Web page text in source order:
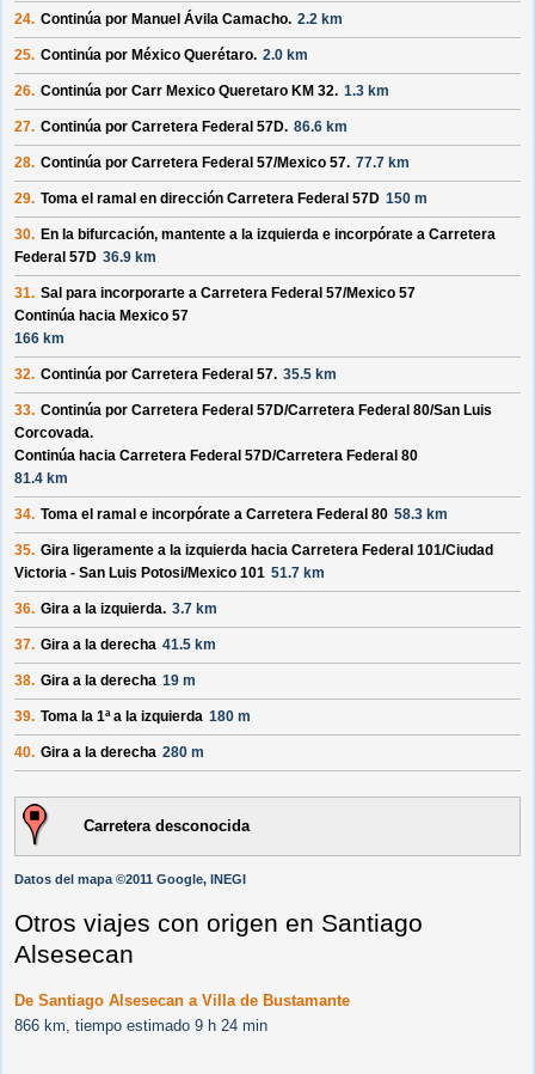
24. Continúa por Manuel Ávila Camacho. 2.2 km
25. Continúa por México Querétaro. 2.0 km
26. Continúa por Carr Mexico Queretaro KM 32. 1.3 km
27. Continúa por Carretera Federal 57D. 86.6 km
28. Continúa por Carretera Federal 57/Mexico 57. 77.7 km
29. Toma el ramal en dirección Carretera Federal 57D 150 m
30. En la bifurcación, mantente a la izquierda e incorpórate a Carretera
Federal 57D 36.9 km
31. Sal para incorporarte a Carretera Federal 57/Mexico 57
Continúa hacia Mexico 57
166 km
32. Continúa por Carretera Federal 57. 35.5 km
33. Continúa por Carretera Federal 57D/Carretera Federal 80/San Luis
Corcovada.
Continúa hacia Carretera Federal 57D/Carretera Federal 80
81.4 km
34. Toma el ramal e incorpórate a Carretera Federal 80 58.3 km
35. Gira ligeramente a la izquierda hacia Carretera Federal 101/Ciudad
Victoria - San Luis Potosi/Mexico 101 51.7 km
36. Gira a la izquierda. 3.7 km
37. Gira a la derecha 41.5 km
38. Gira a la derecha 19 m
39. Toma la 1ª a la izquierda 180 m
40. Gira a la derecha 280 m
Carretera desconocida
Datos del mapa ©2011 Google, INEGI
Otros viajes con origen en Santiago
Alsesecan
De Santiago Alsesecan a Villa de Bustamante
866 km, tiempo estimado 9 h 24 min